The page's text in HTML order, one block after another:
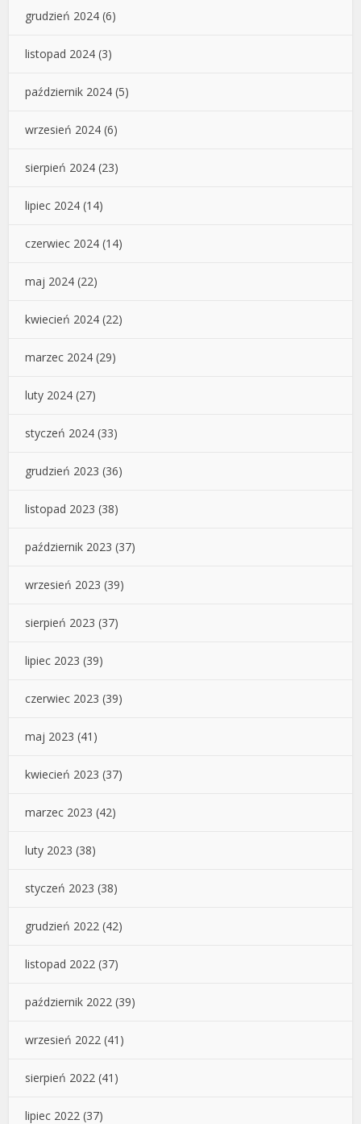
grudzień 2024 (6)
listopad 2024 (3)
październik 2024 (5)
wrzesień 2024 (6)
sierpień 2024 (23)
lipiec 2024 (14)
czerwiec 2024 (14)
maj 2024 (22)
kwiecień 2024 (22)
marzec 2024 (29)
luty 2024 (27)
styczeń 2024 (33)
grudzień 2023 (36)
listopad 2023 (38)
październik 2023 (37)
wrzesień 2023 (39)
sierpień 2023 (37)
lipiec 2023 (39)
czerwiec 2023 (39)
maj 2023 (41)
kwiecień 2023 (37)
marzec 2023 (42)
luty 2023 (38)
styczeń 2023 (38)
grudzień 2022 (42)
listopad 2022 (37)
październik 2022 (39)
wrzesień 2022 (41)
sierpień 2022 (41)
lipiec 2022 (37)